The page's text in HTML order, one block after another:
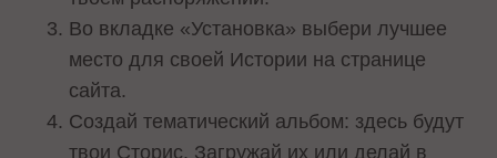
Во вкладке «Установка» выбери лучшее
место для своей Истории на странице
сайта.
Создай тематический альбом: здесь будут
твои Сторис. Загружай их или делай в